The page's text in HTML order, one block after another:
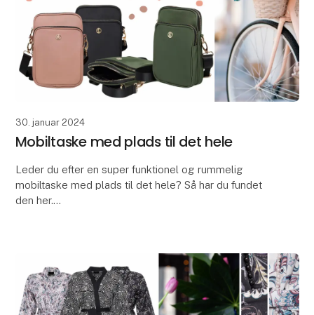
30. januar 2024
Mobiltaske med plads til det hele
Leder du efter en super funktionel og rummelig
mobiltaske med plads til det hele? Så har du fundet
den her.